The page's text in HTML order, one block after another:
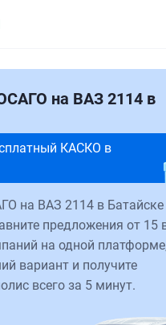
на ВАЗ 2114 в
КАСКО в
на ВАЗ 2114 в Батайске
предложения от 15
на одной
вариант и получите
всего за 5 минут.